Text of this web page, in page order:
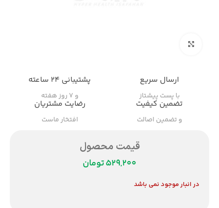
ارسال سریع
با پست پیشتاز
پشتیبانی ۲۴ ساعته
و ۷ روز هفته
تضمین کیفیت
و تضمین اصالت
رضایت مشتریان
افتخار ماست
قیمت محصول
تومان
در انبار موجود نمی باشد